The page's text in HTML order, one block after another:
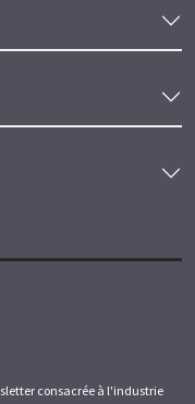
consacrée à l'industrie